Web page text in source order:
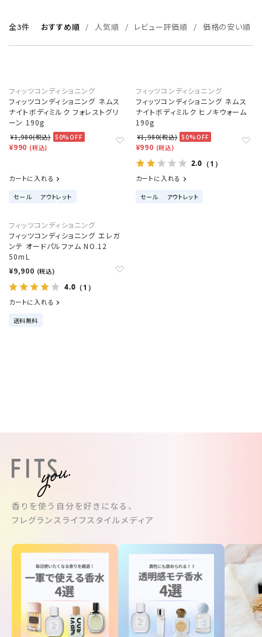
全3件 おすすめ順 人気順 レビュー評価順 価格の安い順
フィッツコンディショニング
フィッツコンディショニング ネムス
ナイトボディミルク フォレストグリ
ーン 190g
¥1,980(税込) 50%OFF
¥990 (税込)
カートに入れる
セール アウトレット
フィッツコンディショニング
フィッツコンディショニング ネムス
ナイトボディミルク ヒノキウォーム
190g
¥1,980(税込) 50%OFF
¥990 (税込)
2.0 （1）
カートに入れる
セール アウトレット
フィッツコンディショニング
フィッツコンディショニング エレガ
ンテ オードパルファム NO.12
50mL
¥9,900 (税込)
4.0 （1）
カートに入れる
送料無料
香りを使う自分を好きになる、
フレグランスライフスタイルメディア